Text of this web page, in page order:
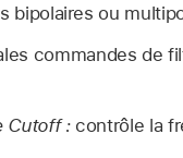
bipolaires ou
commandes de
Cutoff :contrôle la